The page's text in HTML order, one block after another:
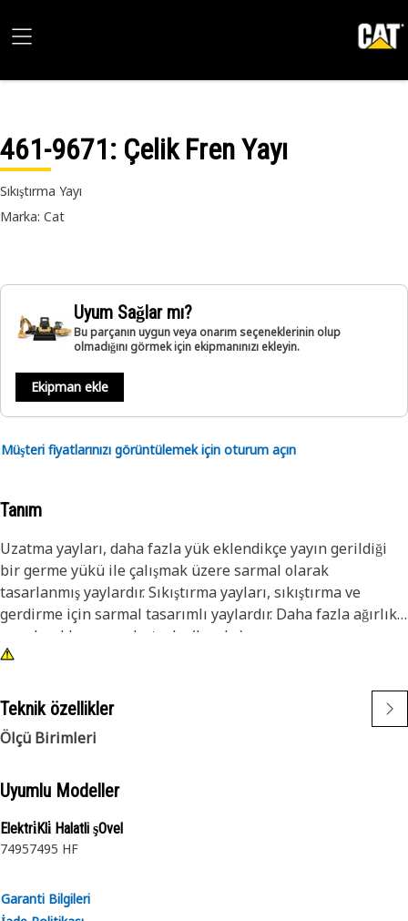
461-9671: Çelik Fren Yayı
Sıkıştırma Yayı
Marka: Cat
Uyum Sağlar mı?
Bu parçanın uygun veya onarım seçeneklerinin olup
olmadığını görmek için ekipmanınızı ekleyin.
Ekipman ekle
Müşteri fiyatlarınızı görüntülemek için oturum açın
Tanım
Uzatma yayları, daha fazla yük eklendikçe yayın gerildiği
bir germe yükü ile çalışmak üzere sarmal olarak
tasarlanmış yaylardır. Sıkıştırma yayları, sıkıştırma ve
gerdirme için sarmal tasarımlı yaylardır. Daha fazla ağırlık
uygulandıkça yay sıkıştırılır (kısalır).
Burulma yayları, dönme kuvveti uygulamak için kullanılan
Teknik özellikler
Ölçü Birimleri
Uyumlu Modeller
Elektri̇Kli̇ Halatli şOvel
74957495 HF
Garanti Bilgileri